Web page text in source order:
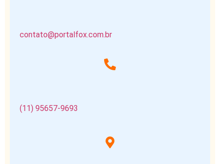
contato@portalfox.com.br
(11) 95657-9693